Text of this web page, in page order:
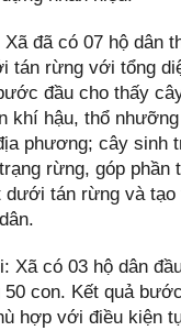
đã có 07 hộ dân
tán rừng với tổng
đầu cho thấy
khí hậu, thổ
phương; cây sinh
rừng, góp phần
dưới tán rừng và tạo
Xã có 03 hộ dân
50 con. Kết quả
hợp với điều kiện